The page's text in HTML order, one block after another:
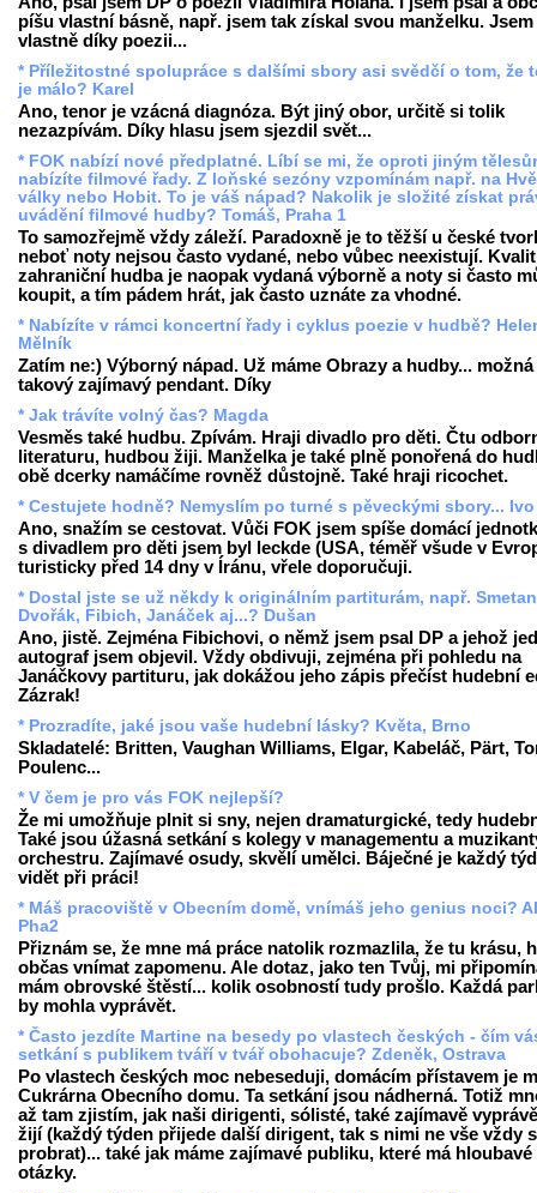
píšu vlastní básně, např. jsem tak získal svou manželku.
vlastně díky poezii...
* Příležitostné spolupráce s dalšími sbory asi svědčí o tom, že
je málo? Karel
Ano, tenor je vzácná diagnóza. Být jiný obor, určitě si tolik
nezazpívám. Díky hlasu jsem sjezdil svět...
* FOK nabízí nové předplatné. Líbí se mi, že oproti jiným
nabízíte filmové řady. Z loňské sezóny vzpomínám např. na
války nebo Hobit. To je váš nápad? Nakolik je složité získat
uvádění filmové hudby? Tomáš, Praha 1
To samozřejmě vždy záleží. Paradoxně je to těžší u české
neboť noty nejsou často vydané, nebo vůbec neexistují.
zahraniční hudba je naopak vydaná výborně a noty si často
koupit, a tím pádem hrát, jak často uznáte za vhodné.
* Nabízíte v rámci koncertní řady i cyklus poezie v hudbě?
Mělník
Zatím ne:) Výborný nápad. Už máme Obrazy a hudby... možná
takový zajímavý pendant. Díky
* Jak trávíte volný čas? Magda
Vesměs také hudbu. Zpívám. Hraji divadlo pro děti. Čtu
literaturu, hudbou žiji. Manželka je také plně ponořená do
obě dcerky namáčíme rovněž důstojně. Také hraji ricochet.
* Cestujete hodně? Nemyslím po turné s pěveckými sbory... Ivo
Ano, snažím se cestovat. Vůči FOK jsem spíše domácí
s divadlem pro děti jsem byl leckde (USA, téměř všude v
turisticky před 14 dny v Íránu, vřele doporučuji.
* Dostal jste se už někdy k originálním partiturám, např.
Dvořák, Fibich, Janáček aj...? Dušan
Ano, jistě. Zejména Fibichovi, o němž jsem psal DP a jehož
autograf jsem objevil. Vždy obdivuji, zejména při pohledu na
Janáčkovy partituru, jak dokážou jeho zápis přečíst hudební
Zázrak!
* Prozradíte, jaké jsou vaše hudební lásky? Květa, Brno
Skladatelé: Britten, Vaughan Williams, Elgar, Kabeláč, Pärt,
Poulenc...
* V čem je pro vás FOK nejlepší?
Že mi umožňuje plnit si sny, nejen dramaturgické, tedy
Také jsou úžasná setkání s kolegy v managementu a
orchestru. Zajímavé osudy, skvělí umělci. Báječné je každý
vidět při práci!
* Máš pracoviště v Obecním domě, vnímáš jeho genius noci?
Pha2
Přiznám se, že mne má práce natolik rozmazlila, že tu krásu,
občas vnímat zapomenu. Ale dotaz, jako ten Tvůj, mi
mám obrovské štěstí... kolik osobností tudy prošlo. Každá
by mohla vyprávět.
* Často jezdíte Martine na besedy po vlastech českých - čím
setkání s publikem tváří v tvář obohacuje? Zdeněk, Ostrava
Po vlastech českých moc nebeseduji, domácím přístavem je
Cukrárna Obecního domu. Ta setkání jsou nádherná. Totiž
až tam zjistím, jak naši dirigenti, sólisté, také zajímavě
žijí (každý týden přijede další dirigent, tak s nimi ne vše vždy
probrat)... také jak máme zajímavé publiku, které má hloubavé
otázky.